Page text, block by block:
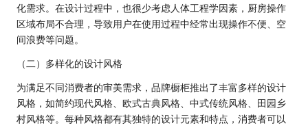
化需求。在设计过程中，也很少考虑人体工程学因素，厨房操作
区域布局不合理，导致用户在使用过程中经常出现操作不便、空
间浪费等问题。
（二）多样化的设计风格
为满足不同消费者的审美需求，品牌橱柜推出了丰富多样的设计
风格，如简约现代风格、欧式古典风格、中式传统风格、田园乡
村风格等。每种风格都有其独特的设计元素和特点，消费者可以